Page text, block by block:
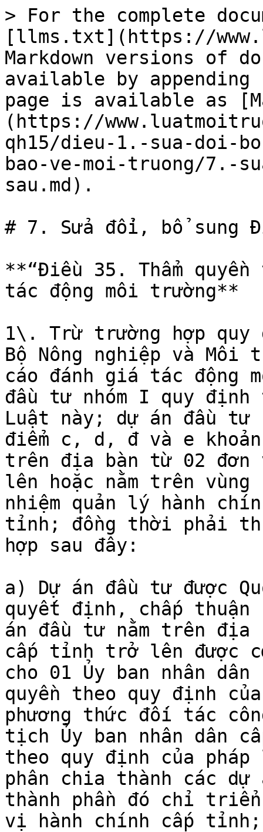
> For the complete
[llms.txt](https://
Markdown versions of
available by
page is available as
(https://
qh15/dieu-1.-sua-doi-
bao-ve-moi-truong/7.-
sau.md).
# 7. Sửa đổi, bổ sung
**“Điều 35. Thẩm
tác động môi trường**
1\. Trừ trường hợp
Bộ Nông nghiệp và Môi
cáo đánh giá tác động
đầu tư nhóm I quy
Luật này; dự án đầu
điểm c, d, đ và e
trên địa bàn từ 02
lên hoặc nằm trên
nhiệm quản lý hành
tỉnh; đồng thời phải
hợp sau đây:
a) Dự án đầu tư được
quyết định, chấp
án đầu tư nằm trên địa
cấp tỉnh trở lên được
cho 01 Ủy ban nhân
quyền theo quy định
phương thức đối tác
tịch Ủy ban nhân dân
theo quy định của
phân chia thành các dự
thành phần đó chỉ
vị hành chính cấp tỉnh;